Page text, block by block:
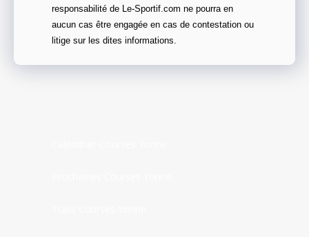
responsabilité de Le-Sportif.com ne pourra en
aucun cas être engagée en cas de contestation ou
litige sur les dites informations.